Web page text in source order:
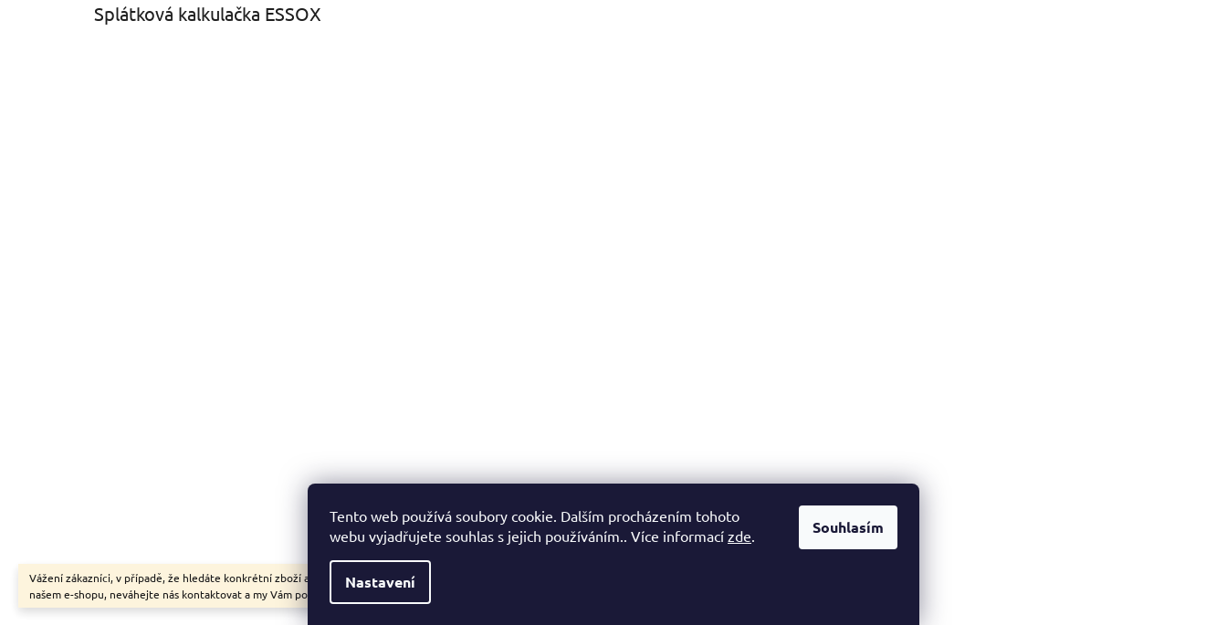
Tento web používá soubory cookie. Dalším procházením tohoto
webu vyjadřujete souhlas s jejich používáním.. Více informací zde.
Nastavení
Souhlasím
Vážení zákazníci, v případě, že hledáte konkrétní zboží a my jej nemáme v
našem e-shopu, neváhejte nás kontaktovat a my Vám pomůžeme s výběrem.
Splátková kalkulačka ESSOX